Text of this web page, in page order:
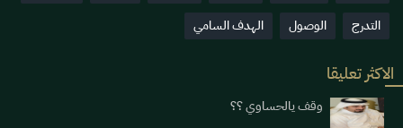
التدرج
الوصول الهدف السامي
الاكثر تعليقا
وقف يالحساوي ؟؟